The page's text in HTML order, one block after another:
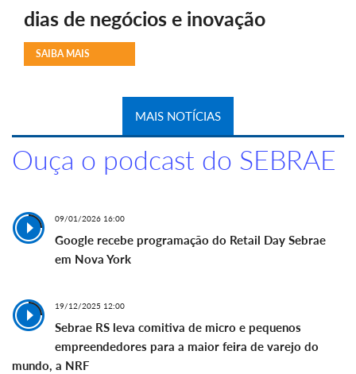
dias de negócios e inovação
SAIBA MAIS
MAIS NOTÍCIAS
Ouça o podcast do SEBRAE
09/01/2026 16:00
Google recebe programação do Retail Day Sebrae
em Nova York
19/12/2025 12:00
Sebrae RS leva comitiva de micro e pequenos
empreendedores para a maior feira de varejo do
mundo, a NRF